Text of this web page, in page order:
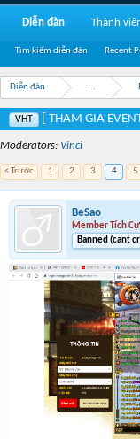
Diễn đàn ...
VHT [ THAM GIA
Moderators: Vinci
< Trước 1 2 3 4 5
BeSao
Member Tích
Banned (cant
Diễn đàn
Tìm kiếm diễn đàn Recent
Thành